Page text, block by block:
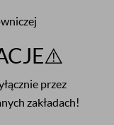
przez
zakładach!